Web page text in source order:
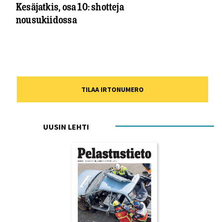
Kesäjatkis, osa 10: shotteja
nousukiidossa
TILAA IRTONUMERO
UUSIN LEHTI